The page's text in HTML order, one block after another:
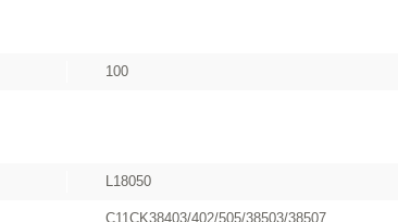
100
L18050
C11CK38403/402/505/38503/38507